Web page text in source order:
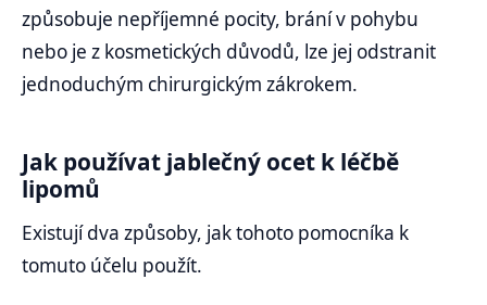
způsobuje nepříjemné pocity, brání v pohybu
nebo je z kosmetických důvodů, lze jej odstranit
jednoduchým chirurgickým zákrokem.
Jak používat jablečný ocet k léčbě
lipomů
Existují dva způsoby, jak tohoto pomocníka k
tomuto účelu použít.